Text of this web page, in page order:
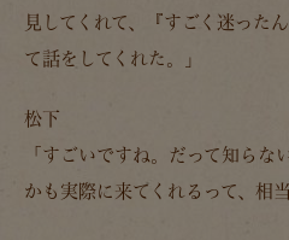
見してくれて、『すごく迷った
て話をしてくれた。」
松下
「すごいですね。だって知らな
かも実際に来てくれるって、相